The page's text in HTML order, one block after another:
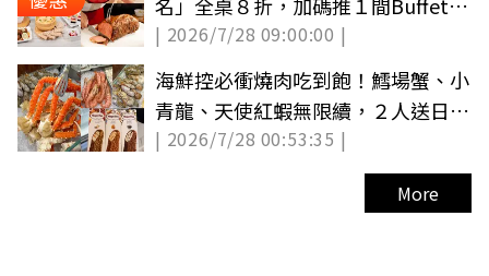
日免千元
| 2026/7/28 09:00:00 |
海鮮控必衝燒肉吃到飽！鱈場蟹、小
青龍、天使紅蝦無限續，２人送日本
A5和牛
| 2026/7/28 00:53:35 |
More